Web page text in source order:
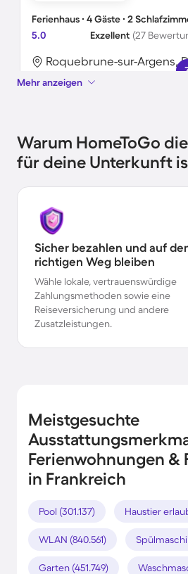
Ferienhaus ∙ 4 Gäste ∙ 2
5.0
Exzellent (27
Mehr anzeigen
Warum HomeToGo
für deine Unterkunft
Sicher bezahlen und auf
richtigen Weg bleiben
Wähle lokale, vertrauenswürdige
Zahlungsmethoden sowie eine
Reiseversicherung und andere
Zusatzleistungen.
Meistgesuchte
Ferienwohnungen &
in Frankreich
Pool (301.137) Haustier
WLAN (840.561)
Garten (451.749)